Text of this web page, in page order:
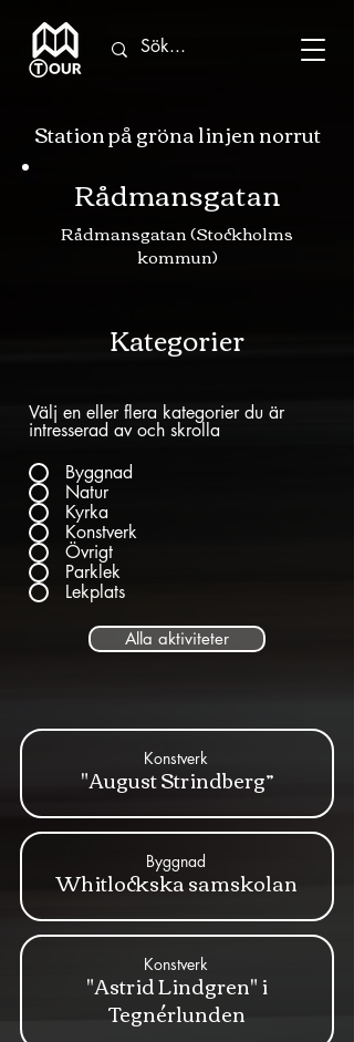
Station på gröna linjen norrut
Rådmansgatan
Rådmansgatan (Stockholms
kommun)
Kategorier
Välj en eller flera kategorier du är
intresserad av och skrolla
Byggnad
Natur
Kyrka
Konstverk
Övrigt
Parklek
Lekplats
Alla aktiviteter
"August Strindberg”
Konstverk
Whitlockska samskolan
Byggnad
"Astrid Lindgren" i
Tegnérlunden
Konstverk